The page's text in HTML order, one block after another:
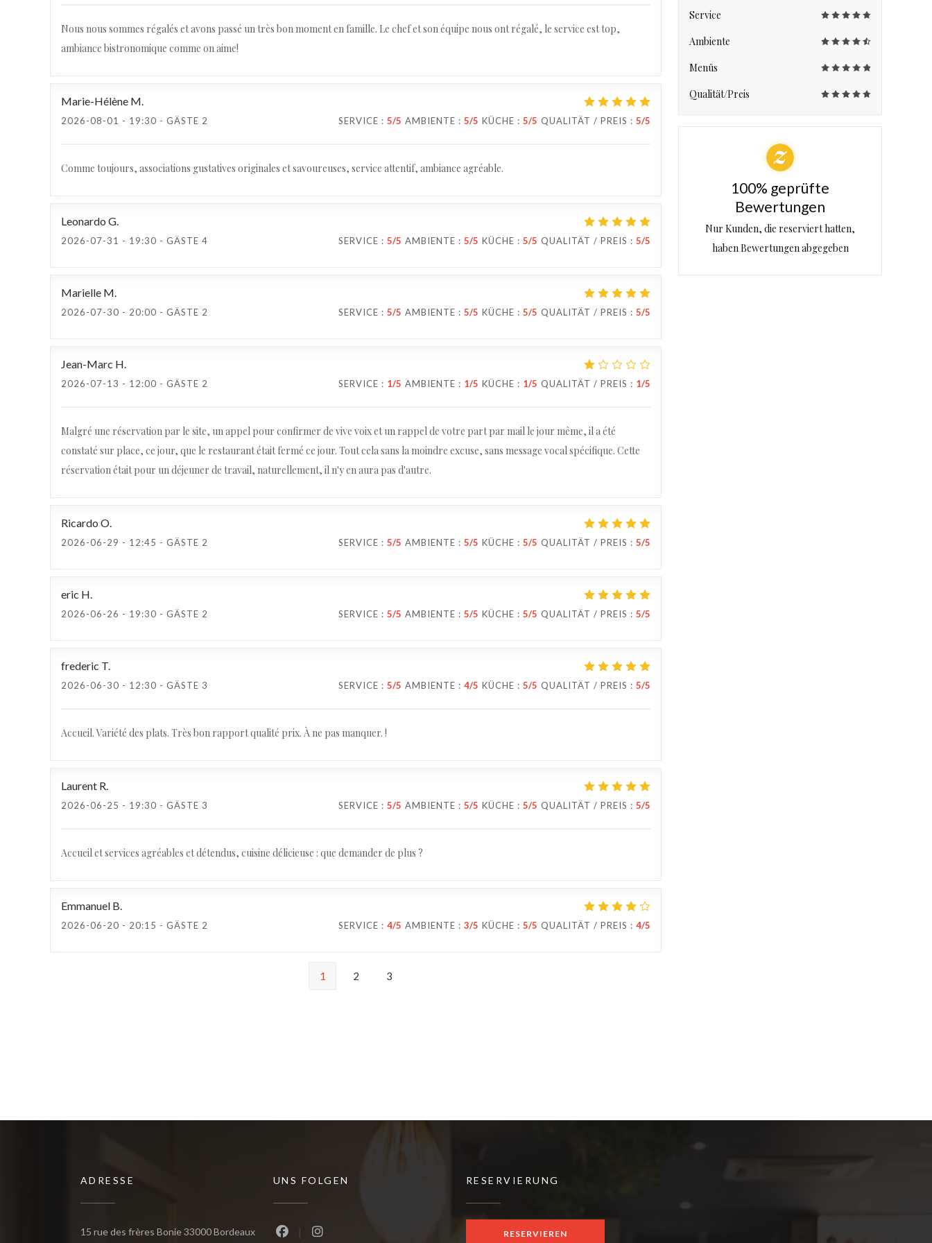
Nous nous sommes régalés et avons passé un très bon moment en famille. Le chef et son équipe nous ont régalé, le service est top,
ambiance bistronomique comme on aime!
Marie-Hélène M
2026-08-01 - 19:30 - GÄSTE 2 SERVICE : 5/5 AMBIENTE : 5/5 KÜCHE : 5/5 QUALITÄT / PREIS : 5/5
Comme toujours, associations gustatives originales et savoureuses, service attentif, ambiance agréable.
Leonardo G
2026-07-31 - 19:30 - GÄSTE 4 SERVICE : 5/5 AMBIENTE : 5/5 KÜCHE : 5/5 QUALITÄT / PREIS : 5/5
Marielle M
2026-07-30 - 20:00 - GÄSTE 2 SERVICE : 5/5 AMBIENTE : 5/5 KÜCHE : 5/5 QUALITÄT / PREIS : 5/5
Jean-Marc H
2026-07-13 - 12:00 - GÄSTE 2 SERVICE : 1/5 AMBIENTE : 1/5 KÜCHE : 1/5 QUALITÄT / PREIS : 1/5
Malgré une réservation par le site, un appel pour confirmer de vive voix et un rappel de votre part par mail le jour même, il a été
constaté sur place, ce jour, que le restaurant était fermé ce jour. Tout cela sans la moindre excuse, sans message vocal spécifique. Cette
réservation était pour un déjeuner de travail, naturellement, il n'y en aura pas d'autre.
Ricardo O
2026-06-29 - 12:45 - GÄSTE 2 SERVICE : 5/5 AMBIENTE : 5/5 KÜCHE : 5/5 QUALITÄT / PREIS : 5/5
eric H
2026-06-26 - 19:30 - GÄSTE 2 SERVICE : 5/5 AMBIENTE : 5/5 KÜCHE : 5/5 QUALITÄT / PREIS : 5/5
frederic T
2026-06-30 - 12:30 - GÄSTE 3 SERVICE : 5/5 AMBIENTE : 4/5 KÜCHE : 5/5 QUALITÄT / PREIS : 5/5
Accueil. Variété des plats. Très bon rapport qualité prix. À ne pas manquer. !
Laurent R
2026-06-25 - 19:30 - GÄSTE 3 SERVICE : 5/5 AMBIENTE : 5/5 KÜCHE : 5/5 QUALITÄT / PREIS : 5/5
Accueil et services agréables et détendus, cuisine délicieuse : que demander de plus ?
Emmanuel B
2026-06-20 - 20:15 - GÄSTE 2 SERVICE : 4/5 AMBIENTE : 3/5 KÜCHE : 5/5 QUALITÄT / PREIS : 4/5
1 2 3
Service
Ambiente
Menüs
Qualität/Preis
100% geprüfte
Bewertungen
Nur Kunden, die reserviert hatten,
haben Bewertungen abgegeben
ADRESSE
15 rue des frères Bonie 33000 Bordeaux((öffnet ein neues Fenster))
UNS FOLGEN RESERVIERUNG
RESERVIEREN